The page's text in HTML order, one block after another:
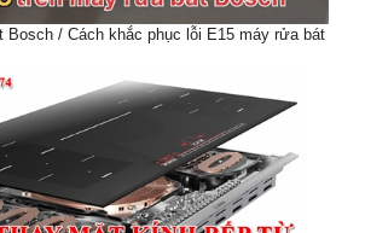
Bosch / Cách khắc phục lỗi E15 máy rửa bát